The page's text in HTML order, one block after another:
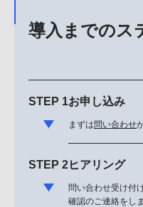
導入までのス
STEP 1お申し込み
まずは問い合わせ
STEP 2ヒアリング
問い合わせ受け付
確認のご連絡をし